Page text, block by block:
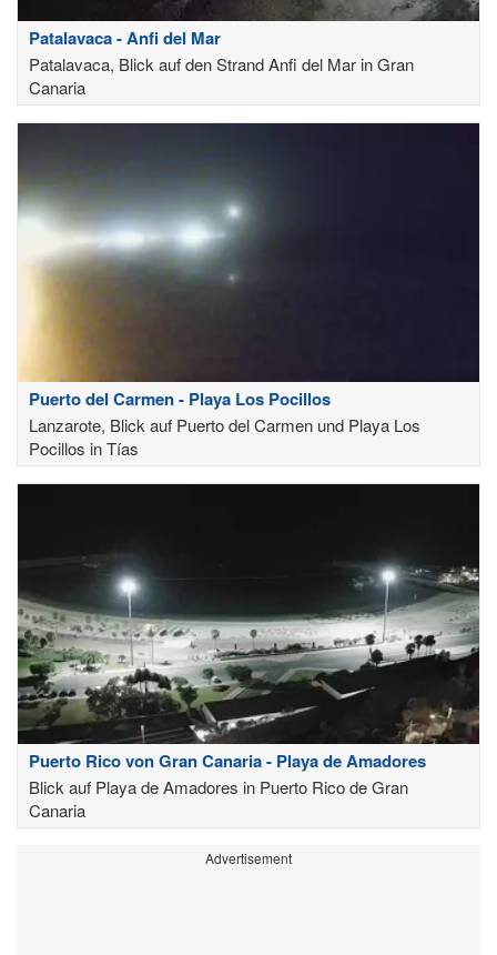
Patalavaca - Anfi del Mar
Patalavaca, Blick auf den Strand Anfi del Mar in Gran
Canaria
Puerto del Carmen - Playa Los Pocillos
Lanzarote, Blick auf Puerto del Carmen und Playa Los
Pocillos in Tías
Puerto Rico von Gran Canaria - Playa de Amadores
Blick auf Playa de Amadores in Puerto Rico de Gran
Canaria
Advertisement